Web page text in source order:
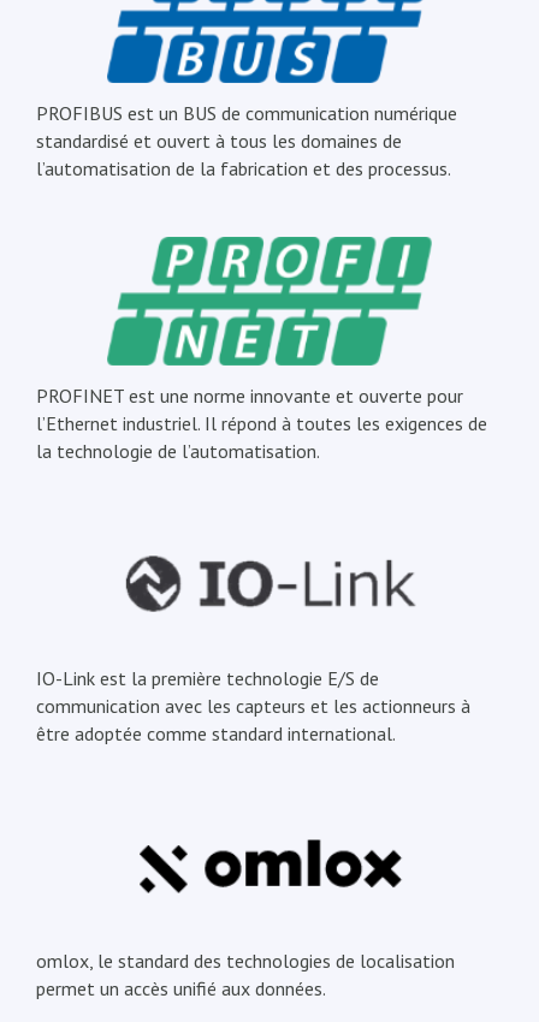
PROFIBUS est un BUS de communication numérique
standardisé et ouvert à tous les domaines de
l’automatisation de la fabrication et des processus.
PROFINET est une norme innovante et ouverte pour
l’Ethernet industriel. Il répond à toutes les exigences de
la technologie de l’automatisation.
IO-Link est la première technologie E/S de
communication avec les capteurs et les actionneurs à
être adoptée comme standard international.
omlox, le standard des technologies de localisation
permet un accès unifié aux données.